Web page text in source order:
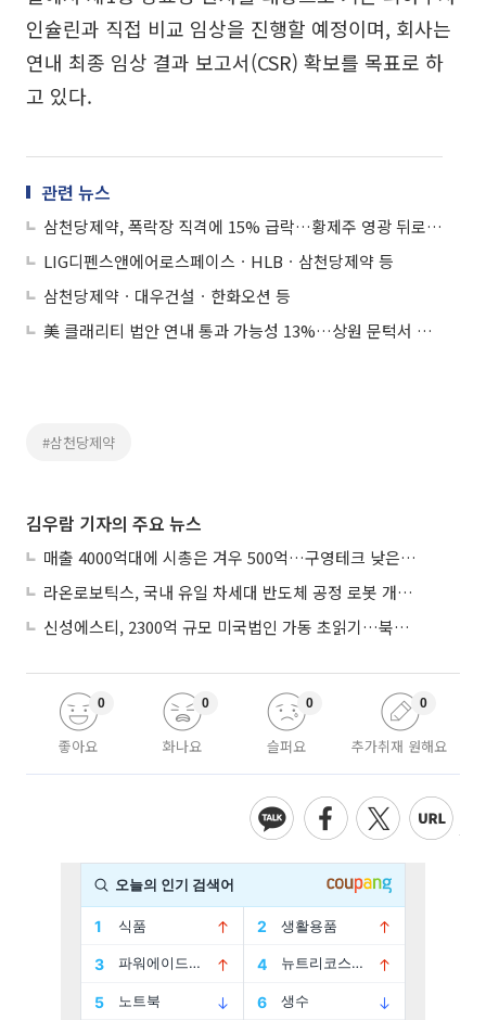
인슐린과 직접 비교 임상을 진행할 예정이며, 회사는
연내 최종 임상 결과 보고서(CSR) 확보를 목표로 하
고 있다.
관련 뉴스
삼천당제약, 폭락장 직격에 15% 급락…황제주 영광 뒤로하고 '흔들'
LIG디펜스앤에어로스페이스ㆍHLBㆍ삼천당제약 등
삼천당제약ㆍ대우건설ㆍ한화오션 등
美 클래리티 법안 연내 통과 가능성 13%…상원 문턱서 제동
#삼천당제약
김우람 기자의 주요 뉴스
매출 4000억대에 시총은 겨우 500억…구영테크 낮은 몸값에 저가 승계 마무리
라온로보틱스, 국내 유일 차세대 반도체 공정 로봇 개발 ‘고객사 테스트 진행’
신성에스티, 2300억 규모 미국법인 가동 초읽기…북미 ESS 공략 본격화
좋아요
0
화나요
0
슬퍼요
0
추가취재 원해요
0